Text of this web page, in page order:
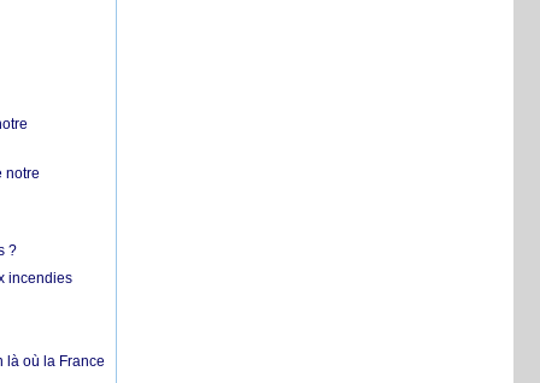
notre
?
incendies
là où la France